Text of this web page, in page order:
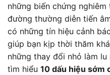
những biến chứng nghiêm
đường thường diễn tiến
có những tín hiệu cảnh
giúp bạn kịp thời thăm
những thay đổi nhỏ làm
tìm hiểu 10 dấu hiệu sớm